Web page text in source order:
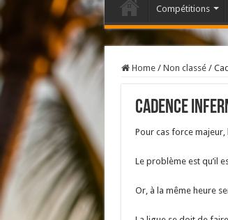
Compétitions
Home / Non classé /
Cadence
Pour cas force
Le problème est qu’il
Or, à la même heure